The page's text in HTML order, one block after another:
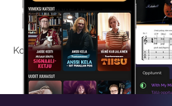
Kokeile
Kokeilemalla ilmaiseksi saat koko
viikon ajaksi.